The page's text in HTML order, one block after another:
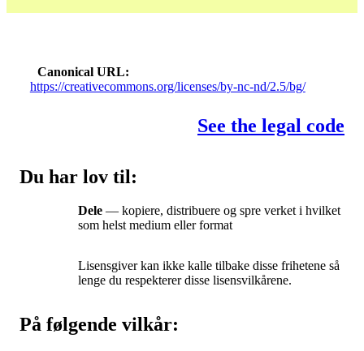
Canonical URL
https://creativecommons.org/licenses/by-nc-nd/2.5/bg/
See the legal code
Du har lov til:
Dele — kopiere, distribuere og spre verket i hvilket
som helst medium eller format
Lisensgiver kan ikke kalle tilbake disse frihetene så
lenge du respekterer disse lisensvilkårene.
På følgende vilkår: